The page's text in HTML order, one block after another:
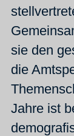
sie den
die
Jahre ist